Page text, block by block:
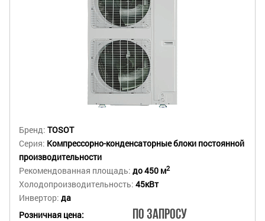
Бренд: TOSOT
Серия: Компрессорно-конденсаторные блоки постоянной
производительности
Рекомендованная площадь: до 450 м2
Холодопроизводительность: 45кВт
Инвертор: да
Розничная цена:
По запросу